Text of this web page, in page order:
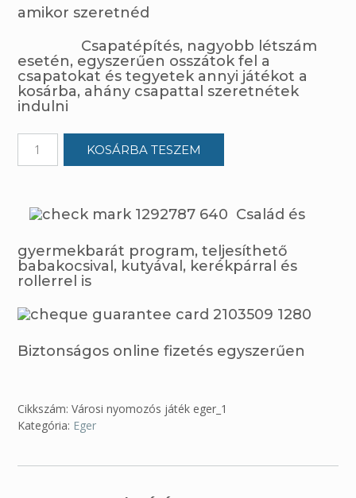
amikor szeretnéd
Csapatépítés, nagyobb létszám
esetén, egyszerűen osszátok fel a
csapatokat és tegyetek annyi játékot a
kosárba, ahány csapattal szeretnétek
indulni
Egerben
ellopott
bor
mennyiség
KOSÁRBA TESZEM
Család és
gyermekbarát program, teljesíthető
babakocsival, kutyával, kerékpárral és
rollerrel is
Biztonságos online fizetés egyszerűen
Cikkszám: Városi nyomozós játék eger_1
Kategória: Eger